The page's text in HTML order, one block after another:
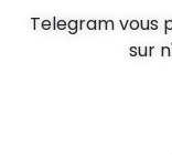
Telegram vous
sur